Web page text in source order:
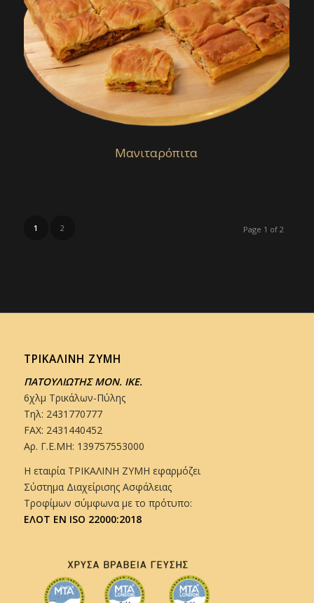
Μανιταρόπιτα
Page 1 of 2
1 2
ΤΡΙΚΑΛΙΝΗ ΖΥΜΗ
ΠΑΤΟΥΛΙΩΤΗΣ ΜΟΝ. ΙΚΕ.
6χλμ Τρικάλων-Πύλης
Τηλ: 2431770777
FAX: 2431440452
Αρ. Γ.Ε.ΜΗ: 139757553000
Η εταιρία ΤΡΙΚΑΛΙΝΗ ΖΥΜΗ εφαρμόζει
Σύστημα Διαχείρισης Ασφάλειας
Τροφίμων σύμφωνα με το πρότυπο:
ΕΛΟΤ EN ISO 22000:2018